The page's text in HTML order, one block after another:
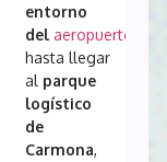
entorno
del aeropuerto
hasta llegar
al parque
logístico
de
Carmona,